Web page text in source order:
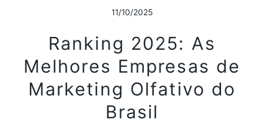
11/10/2025
Ranking 2025: As
Melhores Empresas de
Marketing Olfativo do
Brasil